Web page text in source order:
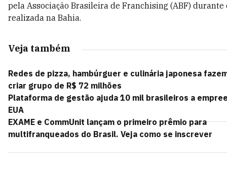
pela Associação Brasileira de Franchising (ABF) durante
realizada na Bahia.
Veja também
Redes de pizza, hambúrguer e culinária japonesa
criar grupo de R$ 72 milhões
Plataforma de gestão ajuda 10 mil brasileiros a
EUA
EXAME e CommUnit lançam o primeiro prêmio para
multifranqueados do Brasil. Veja como se inscrever